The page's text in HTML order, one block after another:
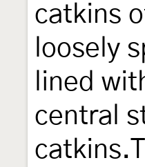
catkins
loosely
lined
central